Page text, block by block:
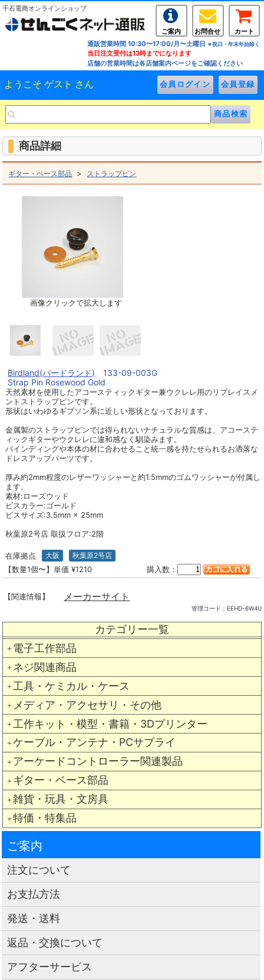
千石電商オンラインショップ
ご案内 お問合せ
カート
通販営業時間 10:30〜17:00/月〜土曜日 ※祝日・年末年始除く
当日注文受付は13時までになります
店舗の営業時間は各店舗案内ページをご確認ください
ようこそ ゲスト さん
カテゴリー一覧
＋ 電子工作部品
＋ ネジ関連商品
＋ 工具・ケミカル・ケース
＋ メディア・アクセサリ・その他
＋ 工作キット・模型・書籍・3Dプリンター
＋ ケーブル・アンテナ・PCサプライ
＋ アーケードコントローラー関連製品
＋ ギター・ベース部品
＋ 雑貨・玩具・文房具
＋ 特価・特集品
商品詳細
ギター・ベース部品 > ストラップピン
画像クリックで拡大します
Birdland(バードランド) 133-09-003G
Strap Pin Rosewood Gold
天然素材を使用したアコースティックギター兼ウクレレ用のリプレイスメ
ントストラップピンです。
形状はいわゆるギブソン系に近しい形状となっております。
金属製のストラップピンでは得られないナチュラルな質感は、アコーステ
ィックギターやウクレレに違和感なく馴染みます。
バインディングや本体の材に合わせること統一感を持たせられるお洒落な
ドレスアップパーツです。
厚み約2mm程度のレザーワッシャーと約1.5mmのゴムワッシャーが付属し
ます。
素材:ローズウッド
ビスカラー:ゴールド
ビスサイズ:3.5mm × 25mm
秋葉原2号店 取扱フロア:2階
在庫拠点 大阪 秋葉原2号店
【数量1個〜】単価 ¥1210 購入数：
【関連情報】 メーカーサイト
管理コード： EEHD-6W4U
ご案内
注文について
お支払方法
発送・送料
返品・交換について
アフターサービス